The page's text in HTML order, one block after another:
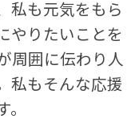
私も元気をもら
やりたいことを
周囲に伝わり人
私もそんな応援